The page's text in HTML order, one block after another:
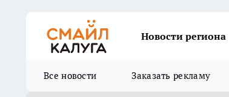
Новости региона
Все новости Заказать рекламу